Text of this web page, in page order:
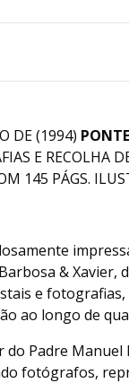
DE (1994)
E RECOLHA
145 PÁGS.
& Xavier,
e
ao longo de
do Padre
fotógrafos,